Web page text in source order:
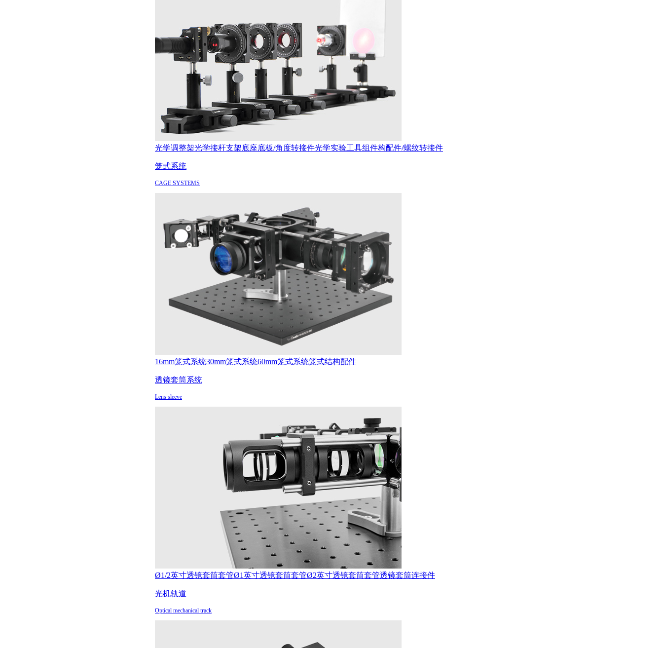
光学调整架光学接杆支架底座底板/角度转接件光学实验工具组件构配件/螺纹转接件
笼式系统
CAGE SYSTEMS
16mm笼式系统30mm笼式系统60mm笼式系统笼式结构配件
透镜套筒系统
Lens sleeve
Ø1/2英寸透镜套筒套管Ø1英寸透镜套筒套管Ø2英寸透镜套筒套管透镜套筒连接件
光机轨道
Optical mechanical track